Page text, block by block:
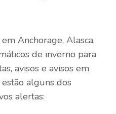
Anchorage, Alasca,
de inverno para
avisos e avisos em
alguns dos
alertas: